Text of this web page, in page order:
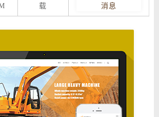
载